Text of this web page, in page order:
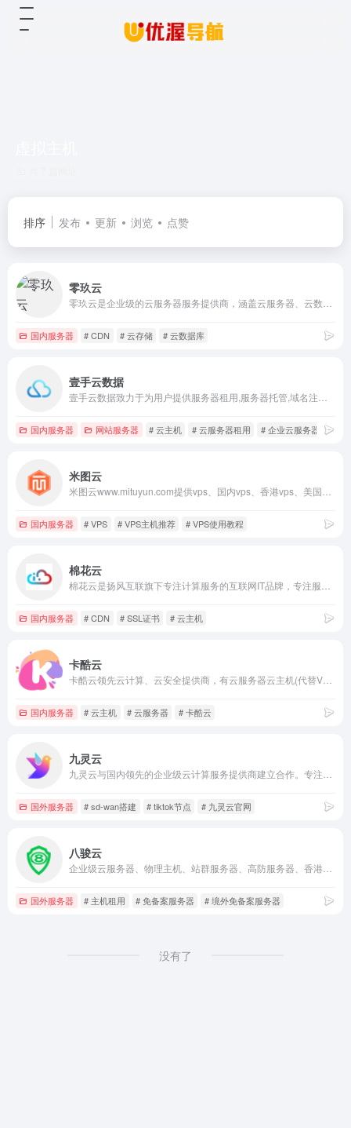
排序 发布 更新 浏览 点赞
零玖云
国内服务器 # CDN # 云存储 # 云数据库
壹手云数据
国内服务器 网站服务器 # 云主机 # 云服务器租用 # 企业云服务器
米图云
国内服务器 # VPS # VPS主机推荐 # VPS使用教程
棉花云
国内服务器 # CDN # SSL证书 # 云主机
卡酷云
国内服务器 # 云主机 # 云服务器 # 卡酷云
九灵云
国外服务器 # sd-wan搭建 # tiktok节点 # 九灵云官网
八骏云
国外服务器 # 主机租用 # 免备案服务器 # 境外免备案服务器
没有了